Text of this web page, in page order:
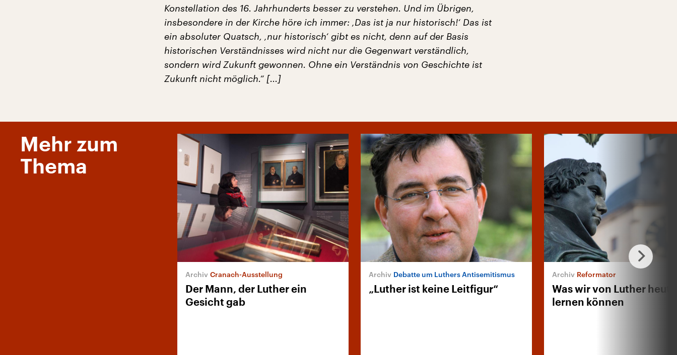
Konstellation des 16. Jahrhunderts besser zu verstehen. Und im Übrigen,
insbesondere in der Kirche höre ich immer: ‚Das ist ja nur historisch!‘ Das ist
ein absoluter Quatsch, ‚nur historisch‘ gibt es nicht, denn auf der Basis
historischen Verständnisses wird nicht nur die Gegenwart verständlich,
sondern wird Zukunft gewonnen. Ohne ein Verständnis von Geschichte ist
Zukunft nicht möglich.“ [...]
Mehr zum
Thema
Cranach-Ausstellung
Der Mann, der Luther ein
Gesicht gab
Debatte um Luthers Antisemitismus
„Luther ist keine Leitfigur“
Reformator
Was wir von Luther
lernen können